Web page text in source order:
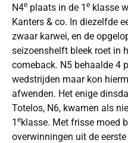
N4e plaats in de 1 e klasse
Kanters & co. In diezelfde
zwaar karwei, en de
seizoenshelft bleek roet in
comeback. N5 behaalde 4
wedstrijden maar kon
afwenden. Het enige
Totelos, N6, kwamen als
1 eklasse. Met frisse moed
overwinningen uit de